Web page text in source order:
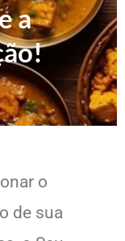
a
o
de sua